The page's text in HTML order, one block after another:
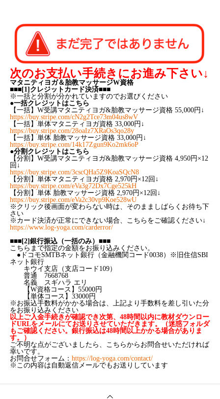
次のお支払い手続きにお進み下さい↓
マタニティヨガ＆胎教マッサージW資格
■■■[1]クレジットカード決済■■■
※一括と分割が分かれていますのでお選びください
●一括クレジットはこちら
【一括】W受講マタニティヨガ&胎教マッサージ資格 55,000円↓
https://buy.stripe.com/cN2g2Tce73m04us8wV
【一括】単体マタニティヨガ資格 33,000円↓
https://buy.stripe.com/28oaIz7XRaOs3qo28y
【一括】単体 胎教マッサージ資格 33,000円↓
https://buy.stripe.com/14k17Zgun9Ko2mk6oP
●分割クレジットはこちら
【分割】W受講マタニティヨガ&胎教マッサージ資格 4,950円×12
回↓
https://buy.stripe.com/3cscQHa5Z9KoaSQcN8
【分割】単体マタニティヨガ資格 2,970円×12回↓
https://buy.stripe.com/eVa3g72Dx7Cge525kH
【分割】単体 胎教マッサージ資格 2,970円×12回↓
https://buy.stripe.com/eVa2c30vp9Koe528wU
※クリック後画面が変わらない時は、そのまましばらくお待ち下
さい
※カード決済が正常にできない場合、こちらをご確認ください↓
https://www.log-yoga.com/carderror/
■■■[2]銀行振込（一括のみ）■■■
こちらまで指定の金額をお振り込みください。
●ドコモSMTBネット銀行（金融機関コード0038）※旧住信SBI
ネット銀行
キウイ支店（支店コード109）
普通 7668768
名義 スギハラ エリ
【W資格コース】55000円
【単体コース】33000円
※お振込手数料がかかる場合は、上記より手数料を差し引いた分
をお振り込みください
以上ご入金手続きが確認でき次第、48時間以内に教材ダウンロー
ドURLをメールにてお送りさせていただきます。（迷惑フォルダ
もご確認ください。 銀行振込は48時間以上かかる場合がありま
す。
）
ご不明な点がございましたら、こちらからお問合せいただければ
幸いです。
お問合せフォーム： https://log-yoga.com/contact/
※この内容は自動返信メールでもお送りしています